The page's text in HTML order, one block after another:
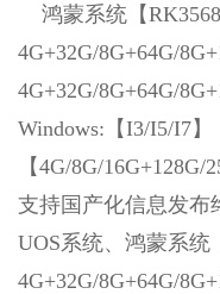
鸿蒙系统【RK3568
4G+32G/8G+64G/
4G+32G/8G+64G/
Windows:【I3/I5/I7】
【4G/8G/16G+128G/
支持国产化信息发布
UOS系统、鸿蒙系统
4G+32G/8G+64G/